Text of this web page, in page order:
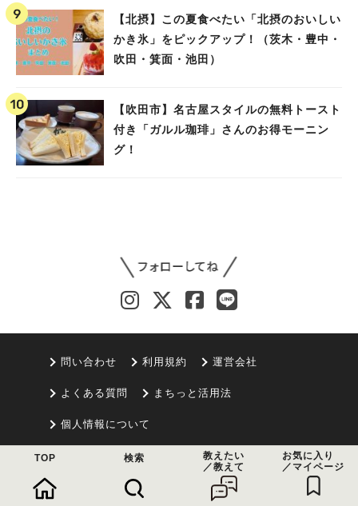
【北摂】この夏食べたい「北摂のおいしい
かき氷」をピックアップ！（茨木・豊中・
吹田・箕面・池田）
【吹田市】名古屋スタイルの無料トースト
付き「ガルル珈琲」さんのお得モーニン
グ！
問い合わせ 利用規約 運営会社
よくある質問 まちっと活用法
個人情報について
© 2021 まちっと
TOP 検索
教えたい
／教えて
お気に入り
／マイページ